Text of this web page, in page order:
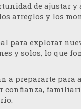
de ajustar y
arreglos y los
para explorar
y solos, lo que
a prepararte para
confianza,